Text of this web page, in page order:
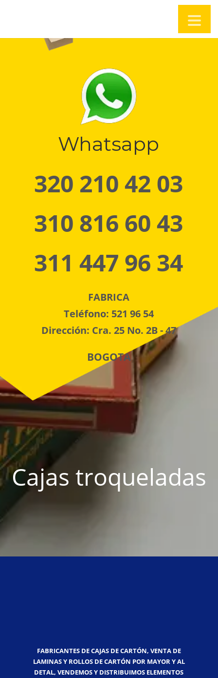
Whatsapp
320 210 42 03
310 816 60 43
311 447 96 34
FABRICA
Teléfono: 521 96 54
Dirección: Cra. 25 No. 2B - 47
BOGOTA
Cajas troqueladas
FABRICANTES DE CAJAS DE CARTÓN, VENTA DE
LAMINAS Y ROLLOS DE CARTÓN POR MAYOR Y AL
DETAL, VENDEMOS Y DISTRIBUIMOS ELEMENTOS